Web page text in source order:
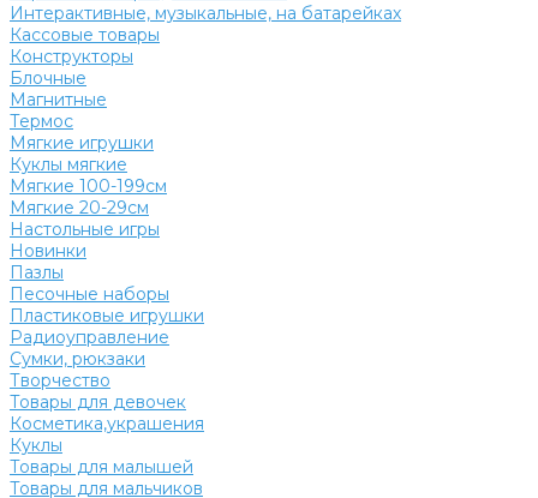
Интерактивные, музыкальные, на батарейках
Кассовые товары
Конструкторы
Блочные
Магнитные
Термос
Мягкие игрушки
Куклы мягкие
Мягкие 100-199см
Мягкие 20-29см
Настольные игры
Новинки
Пазлы
Песочные наборы
Пластиковые игрушки
Радиоуправление
Сумки, рюкзаки
Творчество
Товары для девочек
Косметика,украшения
Куклы
Товары для малышей
Товары для мальчиков